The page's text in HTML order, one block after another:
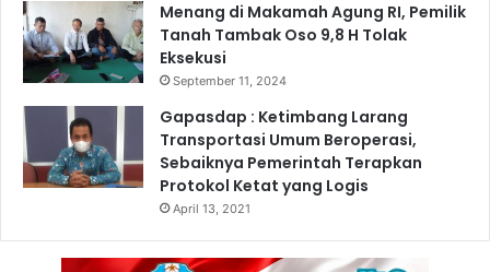
g
h
a
g
t
Menang di Makamah Agung RI, Pemilik
Tanah Tambak Oso 9,8 H Tolak
Eksekusi
September 11, 2024
Gapasdap : Ketimbang Larang
Transportasi Umum Beroperasi,
Sebaiknya Pemerintah Terapkan
Protokol Ketat yang Logis
April 13, 2021